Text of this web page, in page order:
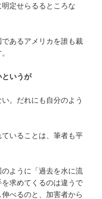
定せらるるところな
あるアメリカを誰も裁
いうが
。だれにも自分のよう
いることは、筆者も平
ように「過去を水に流
求めてくるのは違うで
べるのと、加害者から